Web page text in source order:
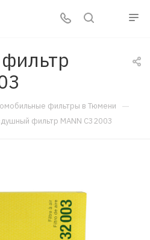
фильтры в Тюмени —
фильтр MANN C32003